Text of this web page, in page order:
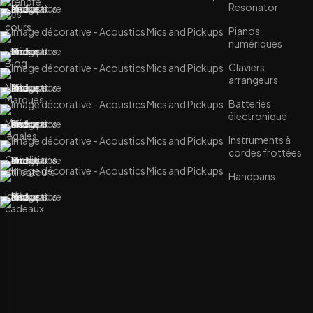
des
cours
Le
Blog
Nos
Marques
Mentions
légales
Conditions
utilisateurs
Idées
cadeaux
Resonator
Pianos
numériques
Claviers
arrangeurs
Batteries
électronique
Instruments à
cordes frottées
Handpans